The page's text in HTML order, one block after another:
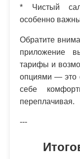
* Чистый
особенно
Обратите
приложение
тарифы и
опциями — это
себе
переплачивая.
---